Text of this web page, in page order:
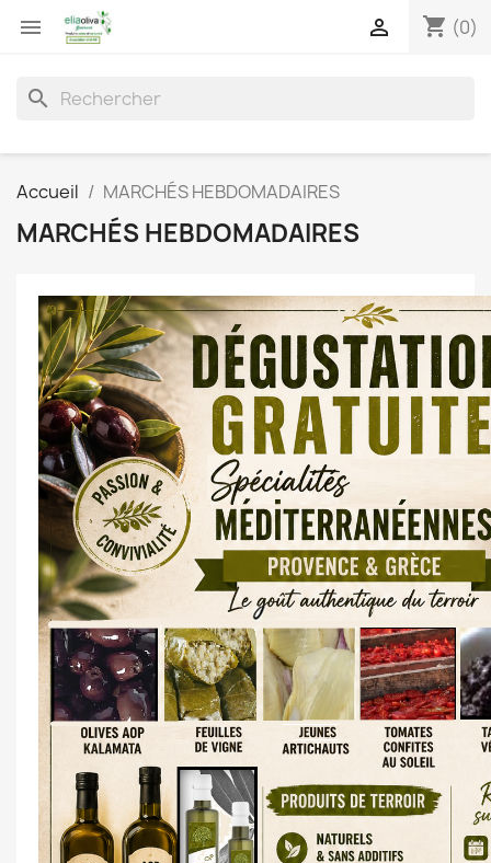
 shopping_cart (0)

search
Accueil MARCHÉS HEBDOMADAIRES
MARCHÉS HEBDOMADAIRES